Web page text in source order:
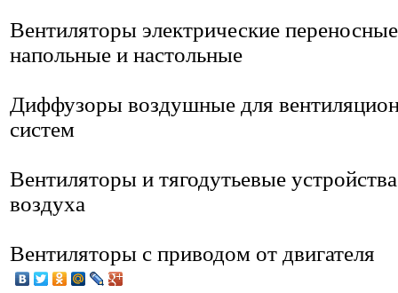
Вентиляторы электрические
напольные и настольные
Диффузоры воздушные для
систем
Вентиляторы и тягодутьевые
воздуха
Вентиляторы с приводом от двигателя